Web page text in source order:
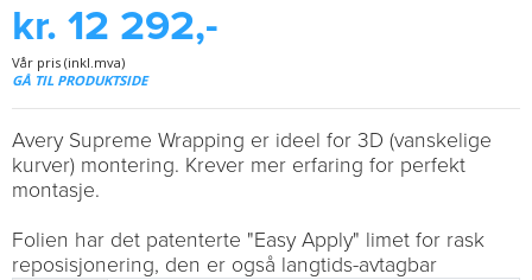
kr. 12 292,-
Vår pris (inkl.mva)
GÅ TIL PRODUKTSIDE
Avery Supreme Wrapping er ideel for 3D (vanskelige
kurver) montering. Krever mer erfaring for perfekt
montasje.
Folien har det patenterte "Easy Apply" limet for rask
reposisjonering, den er også langtids-avtagbar